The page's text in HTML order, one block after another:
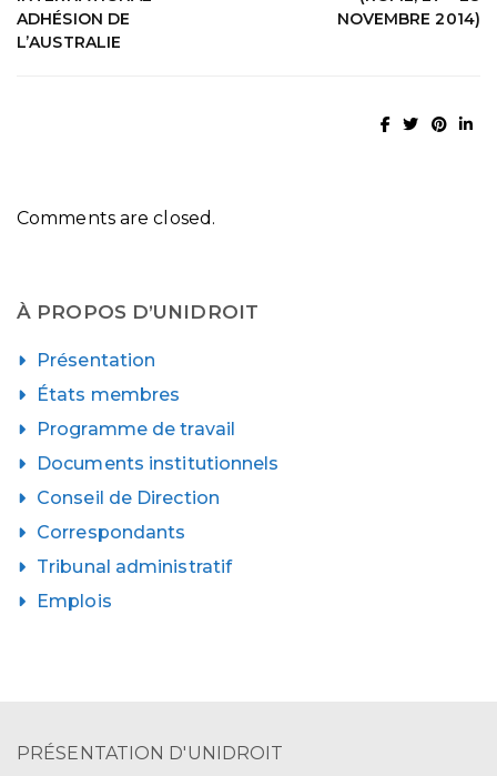
ADHÉSION DE
L’AUSTRALIE
NOVEMBRE 2014)
Comments are closed.
À PROPOS D’UNIDROIT
Présentation
États membres
Programme de travail
Documents institutionnels
Conseil de Direction
Correspondants
Tribunal administratif
Emplois
PRÉSENTATION D'UNIDROIT